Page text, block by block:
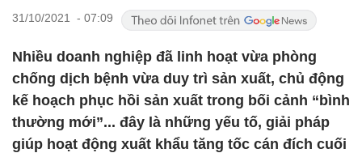
31/10/2021 - 07:09
Nhiều doanh nghiệp đã linh hoạt vừa phòng
chống dịch bệnh vừa duy trì sản xuất, chủ động
kế hoạch phục hồi sản xuất trong bối cảnh “bình
thường mới”... đây là những yếu tố, giải pháp
giúp hoạt động xuất khẩu tăng tốc cán đích cuối